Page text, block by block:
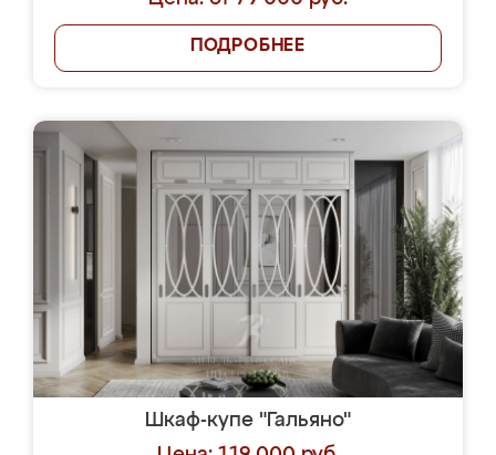
ПОДРОБНЕЕ
Шкаф-купе "Гальяно"